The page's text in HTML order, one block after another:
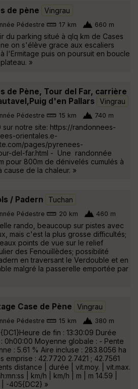
de pène Vingrau
Pédestre 17 km 660 m
du parking situé à qlq km de Cases
on s'élève grace aux escaliers
l'Ermitage puis on poursuit en boucle
»
de Pène, Tour del Far, carrière
d'en Pallars
Vingrau
Pédestre 15 km 740 m
sur notre site: https://randonnees-
orientales.e-
pages/pyrenees-
del-far.html - Une randonnée
pour 800m de dénivelés cumulés à
de la chaleur. »
/ Padern Tuchan
Pédestre 20 km 460 m
rando, beaucoup sur pistes avec
mais c'est la plus grosse difficultés;
points de vue sur le relief
des Fenouillèdes; possibilité
en traversant le Verdouble et en
malgré la passerelle emportée par
Case de Pène Vingrau
Pédestre 15 km 380 m
{DC1}Heure de fin : 13:30:09 Durée
0h00:00 Moyenne globale : - Pente
: 5.61 % Aire incluse : 283.8056 ha
emprise : 42.7720 2.7421 ; 42.7561
distance | durée | vit.moy. | vit.max.
| km/h | km/h | m | m 14.59 |
-405{DC2} »